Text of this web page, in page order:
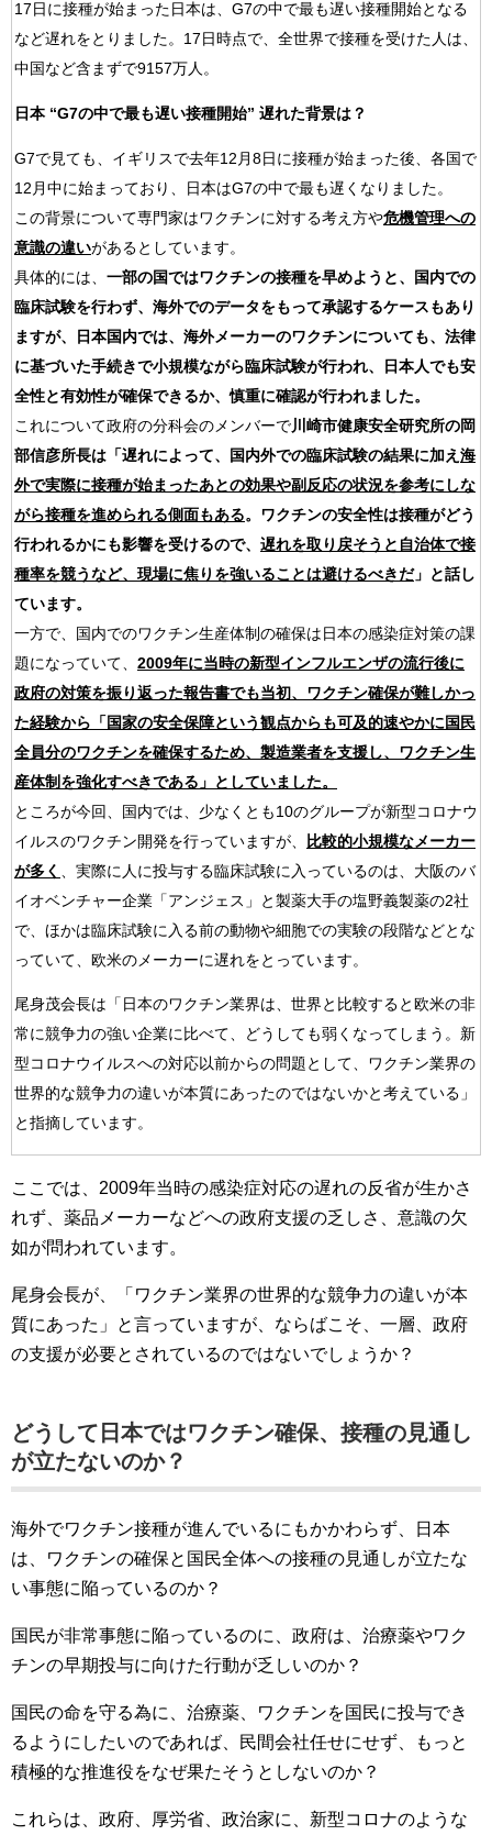
17日に接種が始まった日本は、G7の中で最も遅い接種開始となる
など遅れをとりました。17日時点で、全世界で接種を受けた人は、
中国など含まずで9157万人。
日本 “G7の中で最も遅い接種開始” 遅れた背景は？
G7で見ても、イギリスで去年12月8日に接種が始まった後、各国で
12月中に始まっており、日本はG7の中で最も遅くなりました。
この背景について専門家はワクチンに対する考え方や危機管理への
意識の違いがあるとしています。
具体的には、 一部の国ではワクチンの接種を早めようと、国内での
臨床試験を行わず、海外でのデータをもって承認するケースもあり
ますが、日本国内では、海外メーカーのワクチンについても、法律
に基づいた手続きで小規模ながら臨床試験が行われ、日本人でも安
全性と有効性が確保できるか、慎重に確認が行われました。
これについて政府の分科会のメンバーで川崎市健康安全研究所の岡
部信彦所長は「遅れによって、国内外での臨床試験の結果に加え 海
外で実際に接種が始まったあとの効果や副反応の状況を参考にしな
がら接種を進められる側面もある。ワクチンの安全性は接種がどう
行われるかにも影響を受けるので、 遅れを取り戻そうと自治体で接
種率を競うなど、現場に焦りを強いることは避けるべきだ」と話し
ています。
一方で、国内でのワクチン生産体制の確保は日本の感染症対策の課
題になっていて、 2009年に当時の新型インフルエンザの流行後に
政府の対策を振り返った報告書でも当初、ワクチン確保が難しかっ
た経験から「国家の安全保障という観点からも可及的速やかに国民
全員分のワクチンを確保するため、製造業者を支援し、ワクチン生
産体制を強化すべきである」としていました。
ところが今回、国内では、少なくとも10のグループが新型コロナウ
イルスのワクチン開発を行っていますが、
比較的小規模なメーカー
が多く
、実際に人に投与する臨床試験に入っているのは、大阪のバ
イオベンチャー企業「アンジェス」と製薬大手の塩野義製薬の2社
で、ほかは臨床試験に入る前の動物や細胞での実験の段階などとな
っていて、欧米のメーカーに遅れをとっています。
尾身茂会長は「日本のワクチン業界は、世界と比較すると欧米の非
常に競争力の強い企業に比べて、どうしても弱くなってしまう。新
型コロナウイルスへの対応以前からの問題として、ワクチン業界の
世界的な競争力の違いが本質にあったのではないかと考えている」
と指摘しています。
ここでは、2009年当時の感染症対応の遅れの反省が生かさ
れず、薬品メーカーなどへの政府支援の乏しさ、意識の欠
如が問われています。
尾身会長が、「ワクチン業界の世界的な競争力の違いが本
質にあった」と言っていますが、ならばこそ、一層、政府
の支援が必要とされているのではないでしょうか？
どうして日本ではワクチン確保、接種の見通し
が立たないのか？
海外でワクチン接種が進んでいるにもかかわらず、日本
は、ワクチンの確保と国民全体への接種の見通しが立たな
い事態に陥っているのか？
国民が非常事態に陥っているのに、政府は、治療薬やワク
チンの早期投与に向けた行動が乏しいのか？
国民の命を守る為に、治療薬、ワクチンを国民に投与でき
るようにしたいのであれば、民間会社任せにせず、もっと
積極的な推進役をなぜ果たそうとしないのか？
これらは、政府、厚労省、政治家に、新型コロナのような